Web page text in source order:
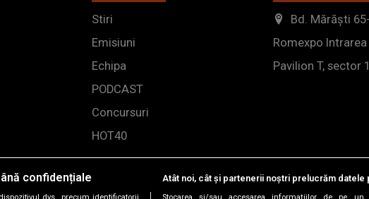
Stiri
Emisiuni
Echipa
PODCAST
Concursuri
HOT40
Bd. Mărăști
Romexpo Intrarea
Pavilion T, sector 1
confidențiale Atât noi, cât și partenerii noștri prelucrăm datele